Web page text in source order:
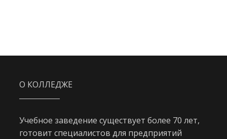
О КОЛЛЕДЖЕ
Учебное заведение существует более 70 лет,
готовит специалистов для предприятий